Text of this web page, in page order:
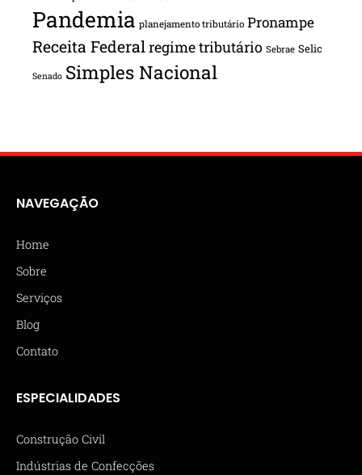
Pandemia planejamento tributário Pronampe
Receita Federalregime tributário Sebrae Selic
Senado Simples Nacional
NAVEGAÇÃO
Home
Sobre
Serviços
Blog
Contato
ESPECIALIDADES
Construção Civil
Indústrias de Confecções